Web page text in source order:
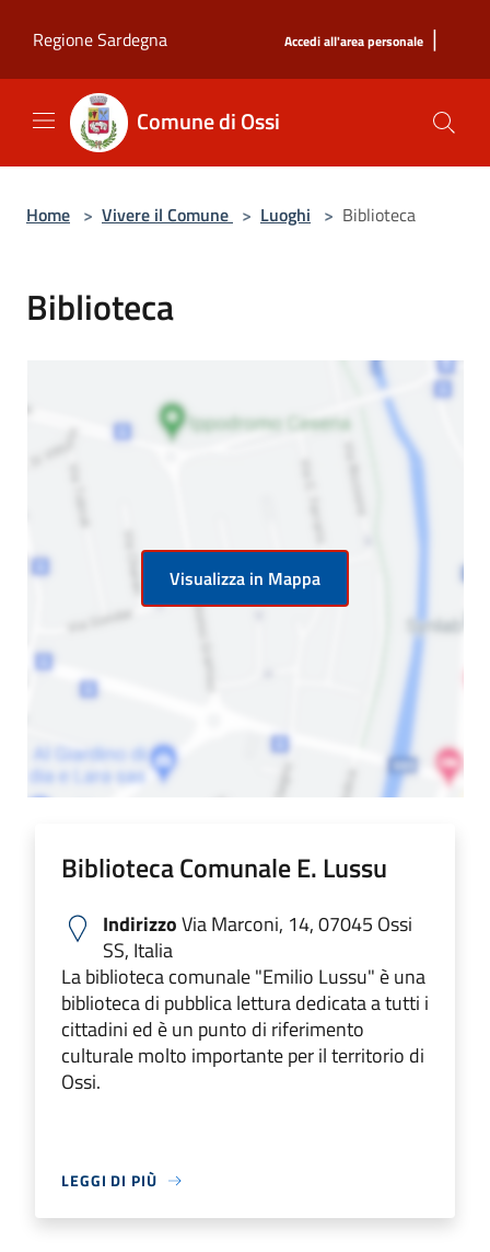
Regione Sardegna
Accedi all'area personale |
Comune di Ossi
Home > Vivere il Comune > Luoghi > Biblioteca
Biblioteca
Visualizza in Mappa
Biblioteca Comunale E. Lussu
IndirizzoVia Marconi, 14, 07045 Ossi
SS, Italia
La biblioteca comunale "Emilio Lussu" è una
biblioteca di pubblica lettura dedicata a tutti i
cittadini ed è un punto di riferimento
culturale molto importante per il territorio di
Ossi.
LEGGI DI PIÙ